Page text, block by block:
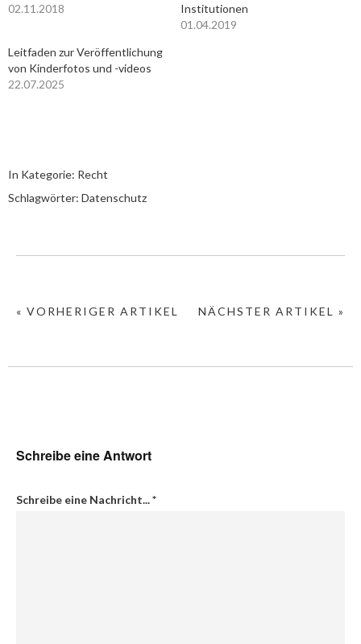
02.11.2018
Institutionen
01.04.2019
Leitfaden zur Veröffentlichung
von Kinderfotos und -videos
22.07.2025
In Kategorie: Recht
Schlagwörter: Datenschutz
NÄCHSTER ARTIKEL »
« VORHERIGER ARTIKEL
Schreibe eine Antwort
Schreibe eine Nachricht...*